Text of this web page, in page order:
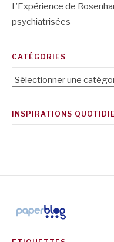
L’Expérience de
psychiatrisées
CATÉGORIES
Catégories
INSPIRATIONS